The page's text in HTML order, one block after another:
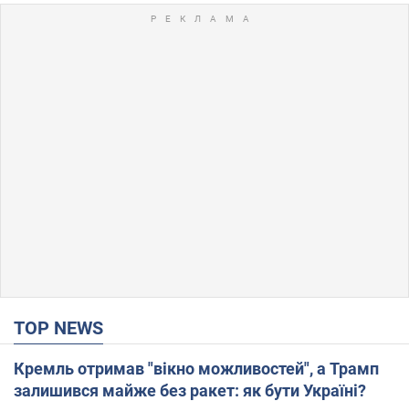
TOP NEWS
Кремль отримав "вікно можливостей", а Трамп
залишився майже без ракет: як бути Україні?